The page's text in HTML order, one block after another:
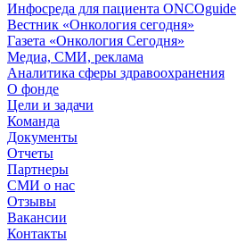
Инфосреда для пациента ONCOguide
Вестник «Онкология сегодня»
Газета «Онкология Сегодня»
Медиа, СМИ, реклама
Аналитика сферы здравоохранения
О фонде
Цели и задачи
Команда
Документы
Отчеты
Партнеры
СМИ о нас
Отзывы
Вакансии
Контакты